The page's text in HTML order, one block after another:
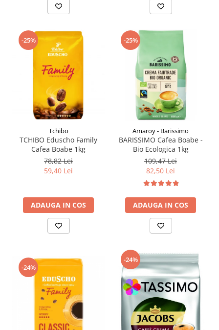
-25%
Tchibo
TCHIBO Eduscho Family
Cafea Boabe 1kg
78,82 Lei
59,40 Lei
ADAUGA IN COS
-25%
Amaroy - Barissimo
BARISSIMO Cafea Boabe -
Bio Ecologica 1kg
109,47 Lei
82,50 Lei
ADAUGA IN COS
-24%
-24%